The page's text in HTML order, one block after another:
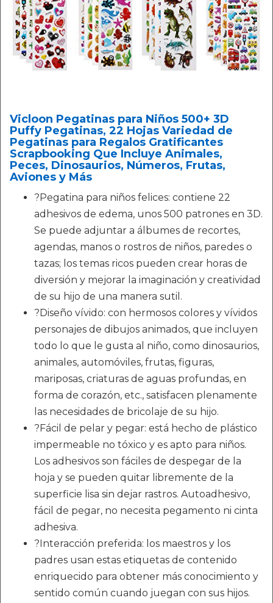
Vicloon Pegatinas para Niños 500+ 3D
Puffy Pegatinas, 22 Hojas Variedad de
Pegatinas para Regalos Gratificantes
Scrapbooking Que Incluye Animales,
Peces, Dinosaurios, Números, Frutas,
Aviones y Más
?Pegatina para niños felices: contiene 22
adhesivos de edema, unos 500 patrones en 3D.
Se puede adjuntar a álbumes de recortes,
agendas, manos o rostros de niños, paredes o
tazas; los temas ricos pueden crear horas de
diversión y mejorar la imaginación y creatividad
de su hijo de una manera sutil.
?Diseño vívido: con hermosos colores y vívidos
personajes de dibujos animados, que incluyen
todo lo que le gusta al niño, como dinosaurios,
animales, automóviles, frutas, figuras,
mariposas, criaturas de aguas profundas, en
forma de corazón, etc., satisfacen plenamente
las necesidades de bricolaje de su hijo.
?Fácil de pelar y pegar: está hecho de plástico
impermeable no tóxico y es apto para niños.
Los adhesivos son fáciles de despegar de la
hoja y se pueden quitar libremente de la
superficie lisa sin dejar rastros. Autoadhesivo,
fácil de pegar, no necesita pegamento ni cinta
adhesiva.
?Interacción preferida: los maestros y los
padres usan estas etiquetas de contenido
enriquecido para obtener más conocimiento y
sentido común cuando juegan con sus hijos.